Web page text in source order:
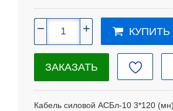
− + КУПИТЬ
ЗАКАЗАТЬ
Кабель силовой АСБл-10 3*120